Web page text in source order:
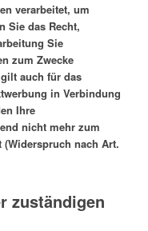
verarbeitet, um
Sie das Recht,
Sie
zum Zwecke
auch für das
in Verbindung
Ihre
nicht mehr zum
(Widerspruch nach Art.
zuständigen